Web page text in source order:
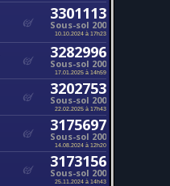
3301113
Sous-sol 200
10.10.2024 à 17h23
3282996
Sous-sol 200
17.01.2025 à 14h59
3202753
Sous-sol 200
22.02.2025 à 17h43
3175697
Sous-sol 200
14.08.2024 à 12h20
3173156
Sous-sol 200
25.11.2024 à 14h43